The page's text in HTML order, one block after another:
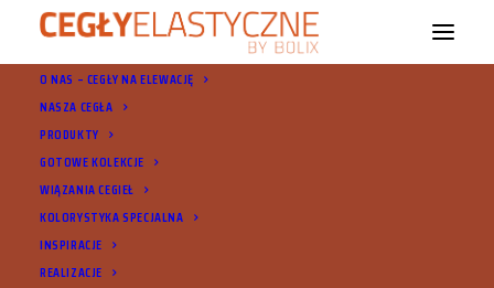
O NAS – CEGŁY NA ELEWACJĘ
NASZA CEGŁA
PRODUKTY
GOTOWE KOLEKCJE
WIĄZANIA CEGIEŁ
KOLORYSTYKA SPECJALNA
INSPIRACJE
REALIZACJE
BQS 32/4/2022